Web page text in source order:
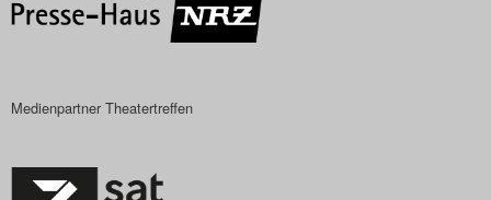
Das Theatertreffen-Blog
Das Theatertreffen-Blog
Medienpartner Theatertreffen